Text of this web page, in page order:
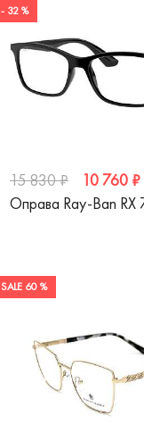
- 32 %
15 830 ₽
10 760 ₽
Оправа Ray-Ban
SALE 60 %